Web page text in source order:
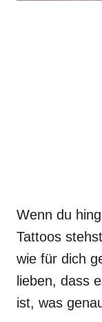
Wenn du
Tattoos
wie für dich
lieben, dass
ist, was